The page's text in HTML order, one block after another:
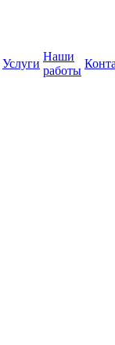
Услуги
Наши
работы